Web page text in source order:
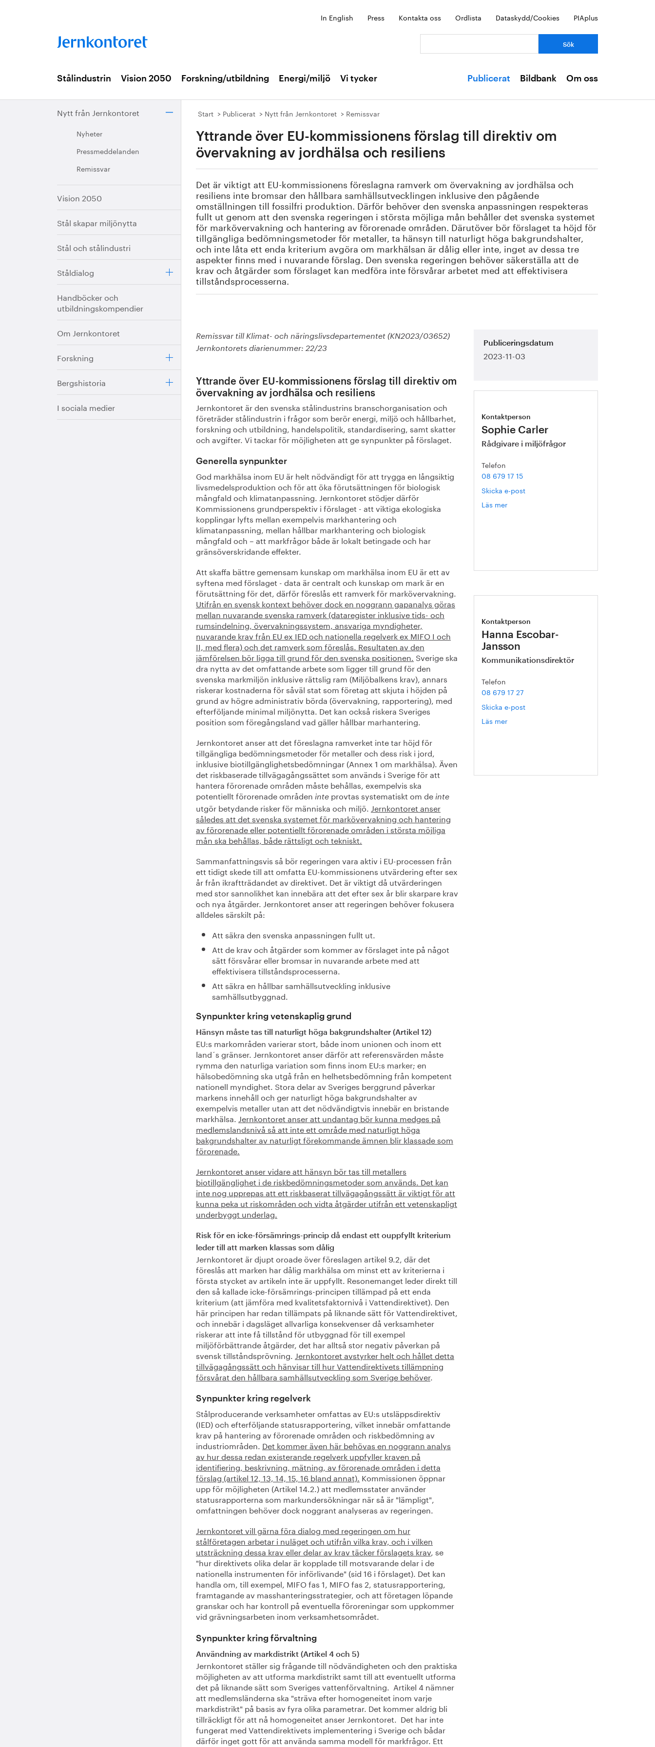
In English Press Kontakta oss Ordlista Dataskydd/Cookies PIAplus
Stålindustrin Vision 2050 Forskning/utbildning Energi/miljö Vi tycker Publicerat Bildbank Om oss
Nytt från Jernkontoret
Nyheter
Pressmeddelanden
Remissvar
Vision 2050
Stål skapar miljönytta
Stål och stålindustri
Ståldialog
Handböcker och
utbildningskompendier
Om Jernkontoret
Forskning
Bergshistoria
I sociala medier
Start Publicerat Nytt från Jernkontoret Remissvar
Yttrande över EU-kommissionens förslag till direktiv om
övervakning av jordhälsa och resiliens
Det är viktigt att EU-kommissionens föreslagna ramverk om övervakning av jordhälsa och
resiliens inte bromsar den hållbara samhällsutvecklingen inklusive den pågående
omställningen till fossilfri produktion. Därför behöver den svenska anpassningen respekteras
fullt ut genom att den svenska regeringen i största möjliga mån behåller det svenska systemet
för markövervakning och hantering av förorenade områden. Därutöver bör förslaget ta höjd för
tillgängliga bedömningsmetoder för metaller, ta hänsyn till naturligt höga bakgrundshalter,
och inte låta ett enda kriterium avgöra om markhälsan är dålig eller inte, inget av dessa tre
aspekter finns med i nuvarande förslag. Den svenska regeringen behöver säkerställa att de
krav och åtgärder som förslaget kan medföra inte försvårar arbetet med att effektivisera
tillståndsprocesserna.
Remissvar till Klimat- och näringslivsdepartementet (KN2023/03652)
Jernkontorets diarienummer: 22/23
Yttrande över EU-kommissionens förslag till direktiv om
övervakning av jordhälsa och resiliens
Jernkontoret är den svenska stålindustrins branschorganisation och
företräder stålindustrin i frågor som berör energi, miljö och hållbarhet,
forskning och utbildning, handelspolitik, standardisering, samt skatter
och avgifter. Vi tackar för möjligheten att ge synpunkter på förslaget.
Generella synpunkter
God markhälsa inom EU är helt nödvändigt för att trygga en långsiktig
livsmedelsproduktion och för att öka förutsättningen för biologisk
mångfald och klimatanpassning. Jernkontoret stödjer därför
Kommissionens grundperspektiv i förslaget - att viktiga ekologiska
kopplingar lyfts mellan exempelvis markhantering och
klimatanpassning, mellan hållbar markhantering och biologisk
mångfald och – att markfrågor både är lokalt betingade och har
gränsöverskridande effekter.
Att skaffa bättre gemensam kunskap om markhälsa inom EU är ett av
syftena med förslaget - data är centralt och kunskap om mark är en
förutsättning för det, därför föreslås ett ramverk för markövervakning.
Utifrån en svensk kontext behöver dock en noggrann gapanalys göras
mellan nuvarande svenska ramverk (dataregister inklusive tids- och
rumsindelning, övervakningssystem, ansvariga myndigheter,
nuvarande krav från EU ex IED och nationella regelverk ex MIFO I och
II, med flera) och det ramverk som föreslås. Resultaten av den
jämförelsen bör ligga till grund för den svenska positionen. Sverige ska
dra nytta av det omfattande arbete som ligger till grund för den
svenska markmiljön inklusive rättslig ram (Miljöbalkens krav), annars
riskerar kostnaderna för såväl stat som företag att skjuta i höjden på
grund av högre administrativ börda (övervakning, rapportering), med
efterföljande minimal miljönytta. Det kan också riskera Sveriges
position som föregångsland vad gäller hållbar marhantering.
Jernkontoret anser att det föreslagna ramverket inte tar höjd för
tillgängliga bedömningsmetoder för metaller och dess risk i jord,
inklusive biotillgänglighetsbedömningar (Annex 1 om markhälsa). Även
det riskbaserade tillvägagångssättet som används i Sverige för att
hantera förorenade områden måste behållas, exempelvis ska
potentiellt förorenade områden inte provtas systematiskt om de inte
utgör betydande risker för människa och miljö. Jernkontoret anser
således att det svenska systemet för markövervakning och hantering
av förorenade eller potentiellt förorenade områden i största möjliga
mån ska behållas, både rättsligt och tekniskt.
Sammanfattningsvis så bör regeringen vara aktiv i EU-processen från
ett tidigt skede till att omfatta EU-kommissionens utvärdering efter sex
år från ikraftträdandet av direktivet. Det är viktigt då utvärderingen
med stor sannolikhet kan innebära att det efter sex år blir skarpare krav
och nya åtgärder. Jernkontoret anser att regeringen behöver fokusera
alldeles särskilt på:
Att säkra den svenska anpassningen fullt ut.
Att de krav och åtgärder som kommer av förslaget inte på något
sätt försvårar eller bromsar in nuvarande arbete med att
effektivisera tillståndsprocesserna.
Att säkra en hållbar samhällsutveckling inklusive
samhällsutbyggnad.
Synpunkter kring vetenskaplig grund
Hänsyn måste tas till naturligt höga bakgrundshalter (Artikel 12)
EU:s markområden varierar stort, både inom unionen och inom ett
land´s gränser. Jernkontoret anser därför att referensvärden måste
rymma den naturliga variation som finns inom EU:s marker; en
hälsobedömning ska utgå från en helhetsbedömning från kompetent
nationell myndighet. Stora delar av Sveriges berggrund påverkar
markens innehåll och ger naturligt höga bakgrundshalter av
exempelvis metaller utan att det nödvändigtvis innebär en bristande
markhälsa. Jernkontoret anser att undantag bör kunna medges på
medlemslandsnivå så att inte ett område med naturligt höga
bakgrundshalter av naturligt förekommande ämnen blir klassade som
förorenade.
Jernkontoret anser vidare att hänsyn bör tas till metallers
biotillgänglighet i de riskbedömningsmetoder som används. Det kan
inte nog upprepas att ett riskbaserat tillvägagångssätt är viktigt för att
kunna peka ut riskområden och vidta åtgärder utifrån ett vetenskapligt
underbyggt underlag.
Risk för en icke-försämrings-princip då endast ett ouppfyllt kriterium
leder till att marken klassas som dålig
Jernkontoret är djupt oroade över föreslagen artikel 9.2, där det
föreslås att marken har dålig markhälsa om minst ett av kriterierna i
första stycket av artikeln inte är uppfyllt. Resonemanget leder direkt till
den så kallade icke-försämrings-principen tillämpad på ett enda
kriterium (att jämföra med kvalitetsfaktornivå i Vattendirektivet). Den
här principen har redan tillämpats på liknande sätt för Vattendirektivet,
och innebär i dagsläget allvarliga konsekvenser då verksamheter
riskerar att inte få tillstånd för utbyggnad för till exempel
miljöförbättrande åtgärder, det har alltså stor negativ påverkan på
svensk tillståndsprövning. Jernkontoret avstyrker helt och hållet detta
tillvägagångssätt och hänvisar till hur Vattendirektivets tillämpning
försvårat den hållbara samhällsutveckling som Sverige behöver.
Synpunkter kring regelverk
Stålproducerande verksamheter omfattas av EU:s utsläppsdirektiv
(IED) och efterföljande statusrapportering, vilket innebär omfattande
krav på hantering av förorenade områden och riskbedömning av
industriområden. Det kommer även här behövas en noggrann analys
av hur dessa redan existerande regelverk uppfyller kraven på
identifiering, beskrivning, mätning, av förorenade områden i detta
förslag (artikel 12, 13, 14, 15, 16 bland annat). Kommissionen öppnar
upp för möjligheten (Artikel 14.2.) att medlemsstater använder
statusrapporterna som markundersökningar när så är "lämpligt",
omfattningen behöver dock noggrant analyseras av regeringen.
Jernkontoret vill gärna föra dialog med regeringen om hur
stålföretagen arbetar i nuläget och utifrån vilka krav, och i vilken
utsträckning dessa krav eller delar av krav täcker förslagets krav, se
"hur direktivets olika delar är kopplade till motsvarande delar i de
nationella instrumenten för införlivande" (sid 16 i förslaget). Det kan
handla om, till exempel, MIFO fas 1, MIFO fas 2, statusrapportering,
framtagande av masshanteringsstrategier, och att företagen löpande
granskar och har kontroll på eventuella föroreningar som uppkommer
vid grävningsarbeten inom verksamhetsområdet.
Synpunkter kring förvaltning
Användning av markdistrikt (Artikel 4 och 5)
Jernkontoret ställer sig frågande till nödvändigheten och den praktiska
möjligheten av att utforma markdistrikt samt till att eventuellt utforma
det på liknande sätt som Sveriges vattenförvaltning. Artikel 4 nämner
att medlemsländerna ska "sträva efter homogeneitet inom varje
markdistrikt" på basis av fyra olika parametrar. Det kommer aldrig bli
tillräckligt för att nå homogeneitet anser Jernkontoret. Det har inte
fungerat med Vattendirektivets implementering i Sverige och bådar
därför inget gott för att använda samma modell för markfrågor. Ett
Publiceringsdatum
2023-11-03
Kontaktperson
Sophie Carler
Rådgivare i miljöfrågor
Telefon
08 679 17 15
Skicka e-post
Läs mer
Kontaktperson
Hanna Escobar-
Jansson
Kommunikationsdirektör
Telefon
08 679 17 27
Skicka e-post
Läs mer